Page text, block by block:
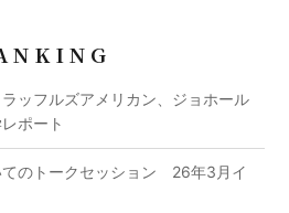
ッフルズアメリカン、ジョホール
ポート
てのトークセッション 26年3月イ